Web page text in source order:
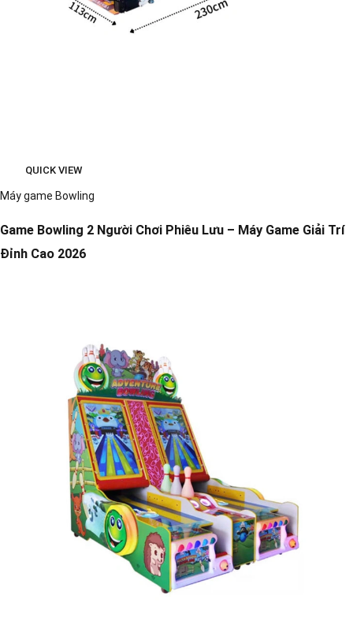
QUICK VIEW
Máy game Bowling
Game Bowling 2 Người Chơi Phiêu Lưu – Máy Game Giải Trí
Đỉnh Cao 2026